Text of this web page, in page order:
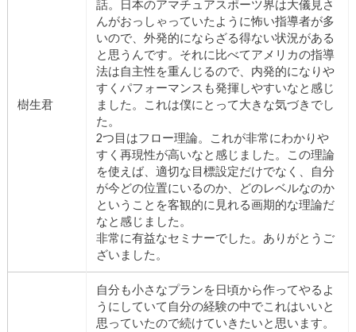
樹生君
話。日本のアマチュアスポーツ界は大儀見さ
んがおっしゃっていたように怖い指導者が多
いので、外発的にならざる得ない状況がある
と思うんです。それに比べてアメリカの指導
法は自主性を重んじるので、内発的になりや
すくパフォーマンスも発揮しやすいなと感じ
ました。これは僕にとって大きな気づきでし
た。
2つ目はフロー理論。これが非常にわかりや
すく再現性が高いなと感じました。この理論
を使えば、適切な目標設定だけでなく、自分
が今どの位置にいるのか、どのレベルなのか
ということを客観的に見れる画期的な理論だ
なと感じました。
非常に有益なセミナーでした。ありがとうご
ざいました。
自分も小さなプランを日頃から作ってやるよ
うにしていて自分の経験の中でこれはいいと
思っていたので続けていきたいと思います。